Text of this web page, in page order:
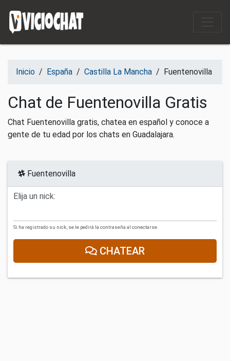
Inicio / España / Castilla La Mancha / Fuentenovilla
Chat de Fuentenovilla Gratis
Chat Fuentenovilla gratis, chatea en español y conoce a
gente de tu edad por los chats en Guadalajara.
Fuentenovilla
Elija un nick:
Si ha registrado su nick, se le pedirá la contraseña al conectarse.
CHATEAR